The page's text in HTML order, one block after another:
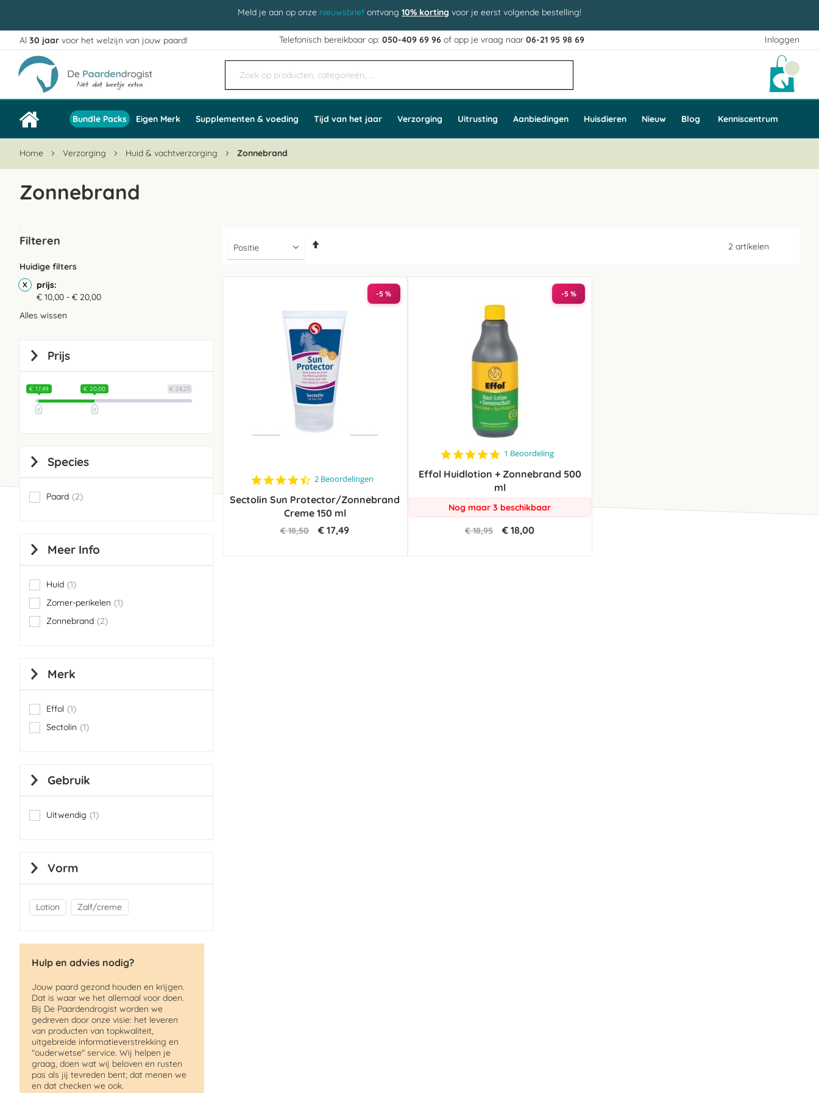
Meld je aan op onze nieuwsbrief ontvang 10% korting voor je eerst volgende bestelling!
Inloggen
Ga
naar
de
inhoud
Al 30 jaar voor het welzijn van jouw paard! Telefonisch bereikbaar op:050-409 69 96 of app je vraag naar06-21 95 98 69
Bundle Packs Eigen Merk Supplementen & voeding Tijd van het jaar Verzorging Uitrusting Aanbiedingen Huisdieren Nieuw Blog Kenniscentrum
Home Verzorging Huid & vachtverzorging Zonnebrand
Zonnebrand
2 artikelen
-5 %
4.5
rating
2 Beoordelingen
Sectolin Sun Protector/Zonnebrand
Creme 150 ml
€ 18,50 € 17,49
-5 %
5.0
rating
1 Beoordeling
Effol Huidlotion + Zonnebrand 500
ml
Nog maar 3 beschikbaar
€ 18,95 € 18,00
Filteren
Huidige filters
prijs
€ 10,00 - € 20,00
Alles wissen
Prijs
€ 24,23
€ 17,49 € 20,00
Species
Paard 2
items
Meer Info
Huid 1
item
Zomer-perikelen
1
item
Zonnebrand
2
items
Merk
Effol 1
item
Sectolin
1
item
Gebruik
Uitwendig 1
item
Vorm
Lotion Zalf/creme
Hulp en advies nodig?
Jouw paard gezond houden en krijgen.
Dat is waar we het allemaal voor doen.
Bij De Paardendrogist worden we
gedreven door onze visie: het leveren
van producten van topkwaliteit,
uitgebreide informatieverstrekking en
"ouderwetse" service. Wij helpen je
graag, doen wat wij beloven en rusten
pas als jij tevreden bent; dat menen we
en dat checken we ook.